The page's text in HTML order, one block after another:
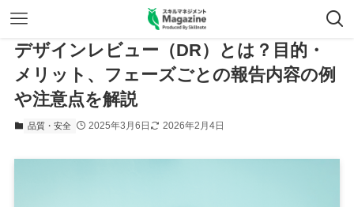
デザインレビュー（DR）とは？目的・
メリット、フェーズごとの報告内容の例
や注意点を解説
品質・安全 2025年3月6日 2026年2月4日